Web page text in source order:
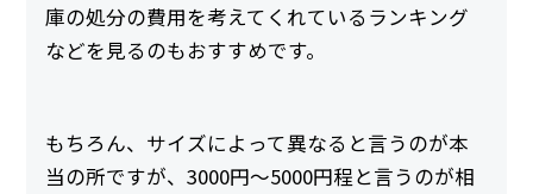
庫の処分の費用を考えてくれているランキング
などを見るのもおすすめです。
もちろん、サイズによって異なると言うのが本
当の所ですが、3000円～5000円程と言うのが相